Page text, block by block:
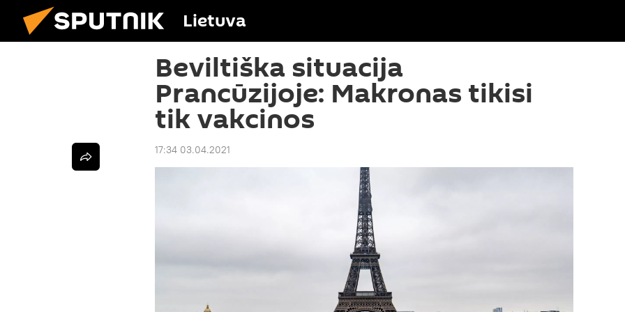
Lietuva
Beviltiška situacija
Prancūzijoje: Makronas tikisi
tik vakcinos
17:34 03.04.2021